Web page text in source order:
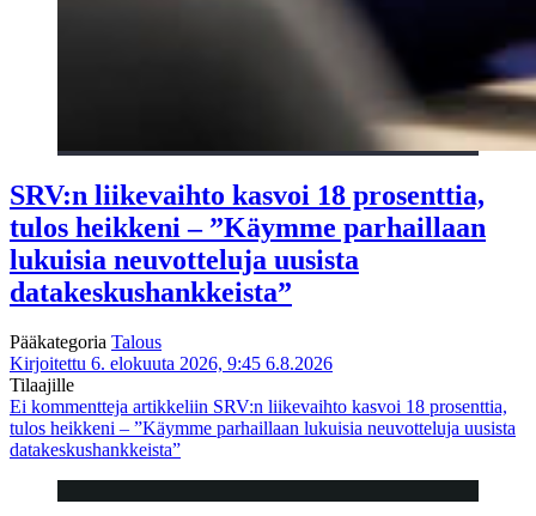
SRV:n liikevaihto kasvoi 18 prosenttia,
tulos heikkeni – ”Käymme parhaillaan
lukuisia neuvotteluja uusista
datakeskushankkeista”
Pääkategoria Talous
Kirjoitettu 6. elokuuta 2026, 9:45 6.8.2026
Tilaajille
Ei kommentteja artikkeliin SRV:n liikevaihto kasvoi 18 prosenttia,
tulos heikkeni – ”Käymme parhaillaan lukuisia neuvotteluja uusista
datakeskushankkeista”